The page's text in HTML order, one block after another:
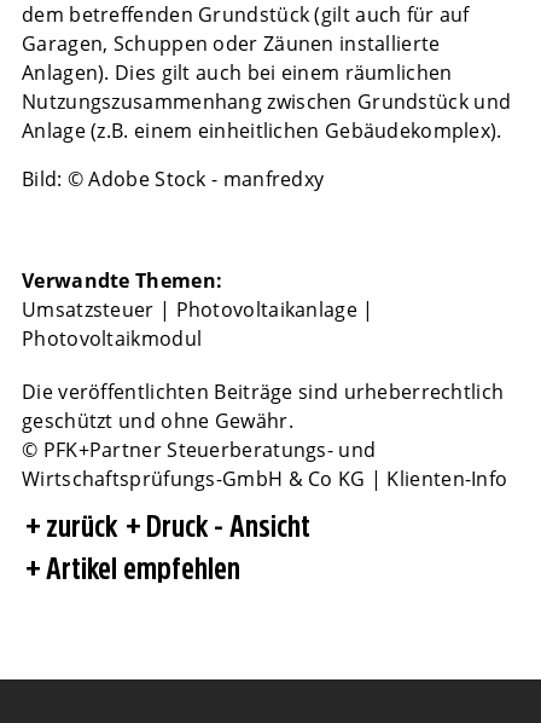
dem betreffenden Grundstück (gilt auch für auf
Garagen, Schuppen oder Zäunen installierte
Anlagen). Dies gilt auch bei einem räumlichen
Nutzungszusammenhang zwischen Grundstück und
Anlage (z.B. einem einheitlichen Gebäudekomplex).
Bild: © Adobe Stock - manfredxy
Verwandte Themen:
Umsatzsteuer | Photovoltaikanlage|
Photovoltaikmodul
Die veröffentlichten Beiträge sind urheberrechtlich
geschützt und ohne Gewähr.
© PFK+Partner Steuerberatungs- und
Wirtschaftsprüfungs-GmbH & Co KG | Klienten-Info
zurück
Druck - Ansicht
Artikel empfehlen